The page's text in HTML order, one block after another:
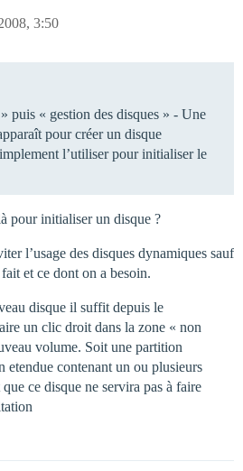
3:50
puis « gestion des disques » - Une
pour créer un disque
l’utiliser pour initialiser le
pour initialiser un disque ?
l’usage des disques dynamiques sauf
et ce dont on a besoin.
disque il suffit depuis le
un clic droit dans la zone « non
volume. Soit une partition
etendue contenant un ou plusieurs
ce disque ne servira pas à faire